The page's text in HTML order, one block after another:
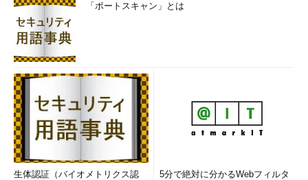
「ポートスキャン」とは
生体認証（バイオメトリクス認
5分で絶対に分かるWebフィルタ